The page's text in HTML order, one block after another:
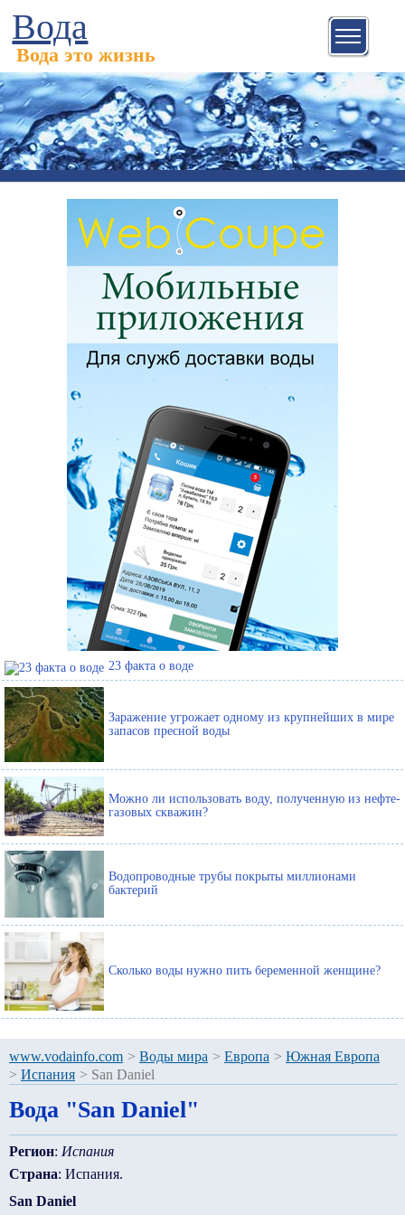
Вода
Вода это жизнь
23 факта о воде
Заражение угрожает одному из крупнейших в мире
запасов пресной воды
Можно ли использовать воду, полученную из нефте-
газовых скважин?
Водопроводные трубы покрыты миллионами
бактерий
Сколько воды нужно пить беременной женщине?
www.vodainfo.com > Воды мира > Европа > Южная Европа
> Испания > San Daniel
Вода "San Daniel"
Регион: Испания
Страна: Испания.
San Daniel